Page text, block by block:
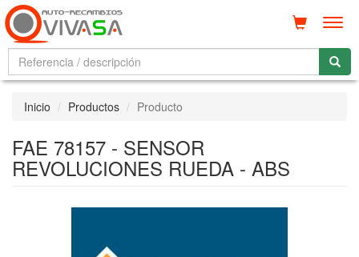
Inicio Productos Producto
FAE 78157 - SENSOR
REVOLUCIONES RUEDA - ABS